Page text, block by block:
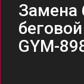
Замена
GYM-